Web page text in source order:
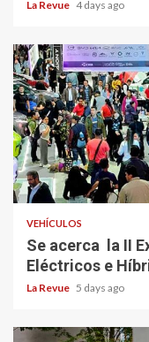
La Revue 4 days ago
VEHÍCULOS
Se acerca la II
Eléctricos e
La Revue 5 days ago